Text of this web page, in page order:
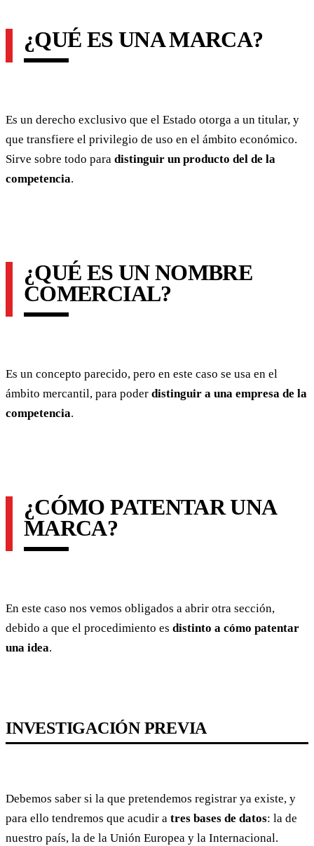
¿QUÉ ES UNA MARCA?
Es un derecho exclusivo que el Estado otorga a un titular, y
que transfiere el privilegio de uso en el ámbito económico.
Sirve sobre todo para distinguir un producto del de la
competencia.
¿QUÉ ES UN NOMBRE
COMERCIAL?
Es un concepto parecido, pero en este caso se usa en el
ámbito mercantil, para poder distinguir a una empresa de la
competencia.
¿CÓMO PATENTAR UNA
MARCA?
En este caso nos vemos obligados a abrir otra sección,
debido a que el procedimiento es distinto a cómo patentar
una idea.
INVESTIGACIÓN PREVIA
Debemos saber si la que pretendemos registrar ya existe, y
para ello tendremos que acudir a tres bases de datos: la de
nuestro país, la de la Unión Europea y la Internacional.